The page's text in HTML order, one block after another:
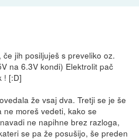
jih posiljuješ s preveliko oz.
na 6.3V kondi) Elektrolit pač
! [:D]
že vsaj dva. Tretji se je še
moreš vedeti, kako se
ne napihne brez razloga,
se pa že posušijo, še preden